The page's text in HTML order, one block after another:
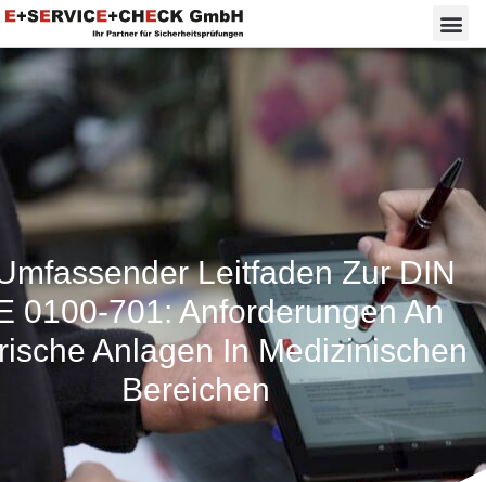
Leitfaden Zur DIN
0100-701: Anforderungen An
Anlagen In Medizinischen
Bereichen